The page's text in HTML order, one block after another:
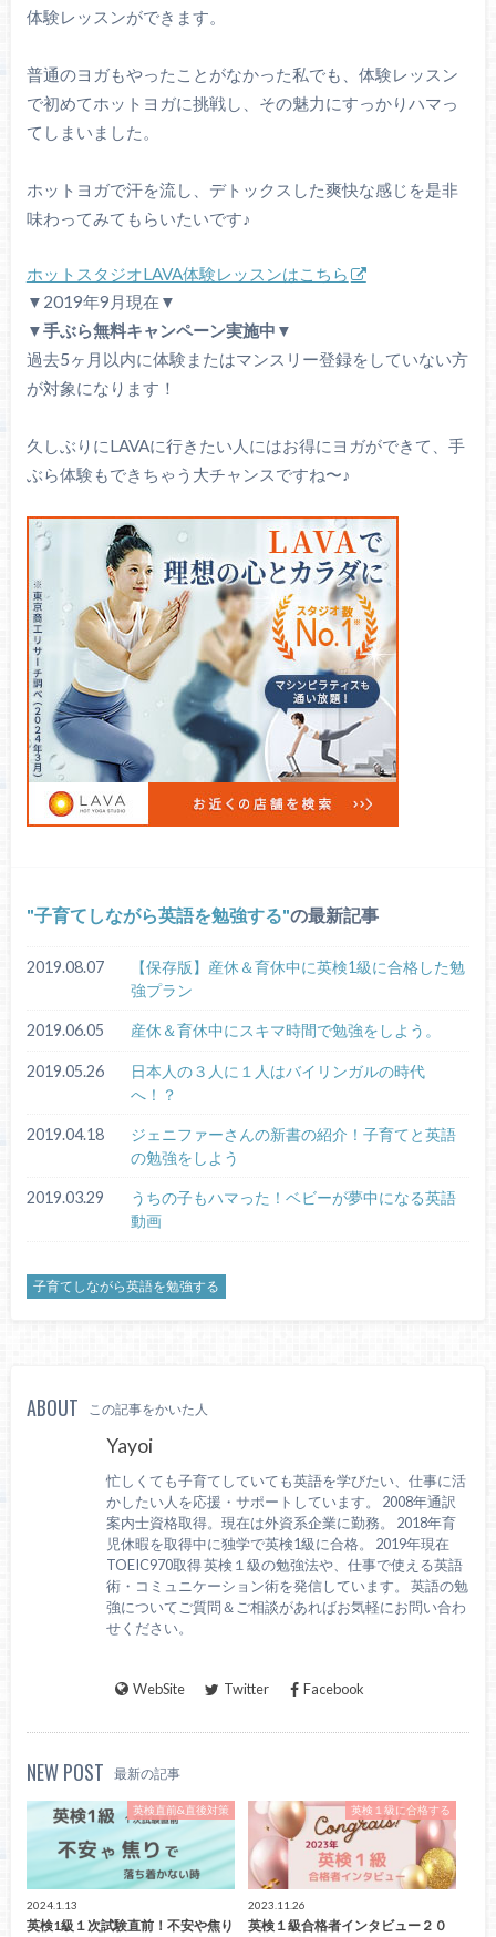
体験レッスンができます。
普通のヨガもやったことがなかった私でも、体験レッスン
で初めてホットヨガに挑戦し、その魅力にすっかりハマっ
てしまいました。
ホットヨガで汗を流し、デトックスした爽快な感じを是非
味わってみてもらいたいです♪
ホットスタジオLAVA体験レッスンはこちら
▼2019年9月現在▼
▼手ぶら無料キャンペーン実施中▼
過去5ヶ月以内に体験またはマンスリー登録をしていない方
が対象になります！
久しぶりにLAVAに行きたい人にはお得にヨガができて、手
ぶら体験もできちゃう大チャンスですね〜♪
子育てしながら英語を勉強する の最新記事
2019.08.07
【保存版】産休＆育休中に英検1級に合格した勉
強プラン
2019.06.05 産休＆育休中にスキマ時間で勉強をしよう。
2019.05.26
日本人の３人に１人はバイリンガルの時代
へ！？
2019.04.18
ジェニファーさんの新書の紹介！子育てと英語
の勉強をしよう
2019.03.29
うちの子もハマった！ベビーが夢中になる英語
動画
子育てしながら英語を勉強する
ABOUT この記事をかいた人
Yayoi
忙しくても子育てしていても英語を学びたい、仕事に活
かしたい人を応援・サポートしています。 2008年通訳
案内士資格取得。現在は外資系企業に勤務。 2018年育
児休暇を取得中に独学で英検1級に合格。 2019年現在
TOEIC970取得 英検１級の勉強法や、仕事で使える英語
術・コミュニケーション術を発信しています。 英語の勉
強についてご質問＆ご相談があればお気軽にお問い合わ
せください。
WebSite Twitter Facebook
NEW POST 最新の記事
英検直前&直後対策
2024.1.13
英検1級１次試験直前！不安や焦り
英検１級に合格する
2023.11.26
英検１級合格者インタビュー２０